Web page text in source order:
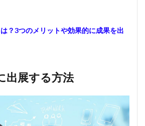
？3つのメリットや効果的に成果を出
出展する方法